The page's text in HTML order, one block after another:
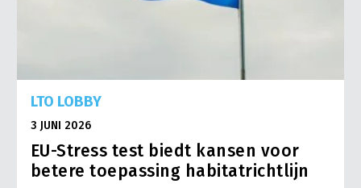
19 oktober: de laatste dag dat Boris Johnson het Britse
21-22 oktober: het Britse parlement stemt over het nieuwe
van wantrouwen en het aftreden van de regering
31 oktober: brexit-deadline, als er geen uitstel komt.
LTO LOBBY
3 JUNI 2026
EU-Stress test biedt kansen voor
betere toepassing habitatrichtlijn